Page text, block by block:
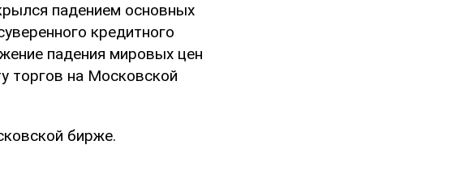
падением основных
кредитного
падения мировых цен
торгов на Московской
бирже.